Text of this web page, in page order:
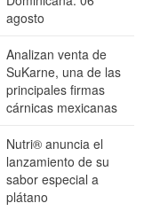
agosto
Analizan venta de
SuKarne, una de las
principales firmas
cárnicas mexicanas
Nutri® anuncia el
lanzamiento de su
sabor especial a
plátano